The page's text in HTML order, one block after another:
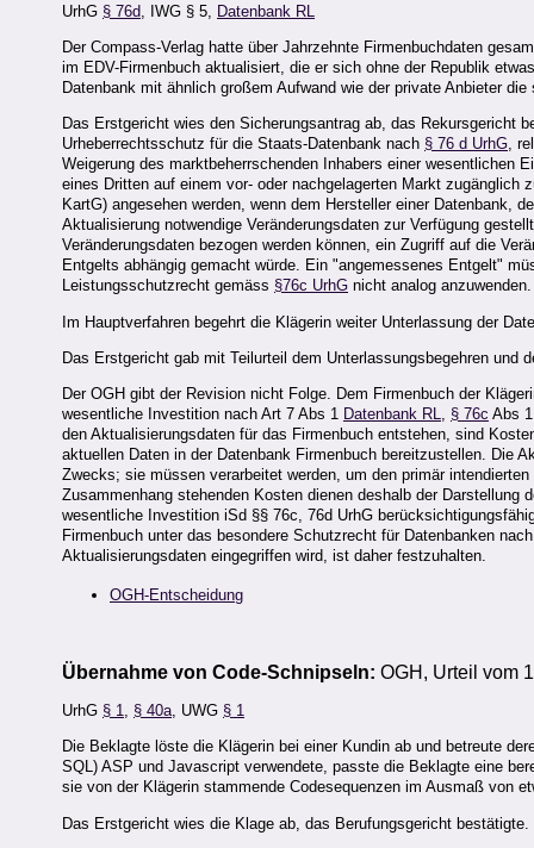
UrhG § 76d , IWG § 5, Datenbank RL
Der Compass-Verlag hatte über Jahrzehnte Firmenbuchdaten
im EDV-Firmenbuch aktualisiert, die er sich ohne der Republik
Datenbank mit ähnlich großem Aufwand wie der private Anbieter
Das Erstgericht wies den Sicherungsantrag ab, das Rekursgericht
Urheberrechtsschutz für die Staats-Datenbank nach § 76 d UrhG,
Weigerung des marktbeherrschenden Inhabers einer wesentlichen
eines Dritten auf einem vor- oder nachgelagerten Markt
KartG) angesehen werden, wenn dem Hersteller einer Datenbank,
Aktualisierung notwendige Veränderungsdaten zur Verfügung
Veränderungsdaten bezogen werden können, ein Zugriff auf die
Entgelts abhängig gemacht würde. Ein "angemessenes Entgelt"
Leistungsschutzrecht gemäss §76c UrhG nicht analog anzuwenden.
Im Hauptverfahren begehrt die Klägerin weiter Unterlassung der
Das Erstgericht gab mit Teilurteil dem Unterlassungsbegehren
Der OGH gibt der Revision nicht Folge. Dem Firmenbuch der
wesentliche Investition nach Art 7 Abs 1 Datenbank RL, § 76c Abs
den Aktualisierungsdaten für das Firmenbuch entstehen, sind
aktuellen Daten in der Datenbank Firmenbuch bereitzustellen. Die
Zwecks; sie müssen verarbeitet werden, um den primär
Zusammenhang stehenden Kosten dienen deshalb der
wesentliche Investition iSd §§ 76c, 76d UrhG
Firmenbuch unter das besondere Schutzrecht für Datenbanken
Aktualisierungsdaten eingegriffen wird, ist daher festzuhalten.
OGH-Entscheidung
Übernahme von Code-Schnipseln: OGH, Urteil vom
UrhG § 1 § 40a , UWG § 1
Die Beklagte löste die Klägerin bei einer Kundin ab und betreute
SQL) ASP und Javascript verwendete, passte die Beklagte eine
sie von der Klägerin stammende Codesequenzen im Ausmaß von
Das Erstgericht wies die Klage ab, das Berufungsgericht bestätigte.